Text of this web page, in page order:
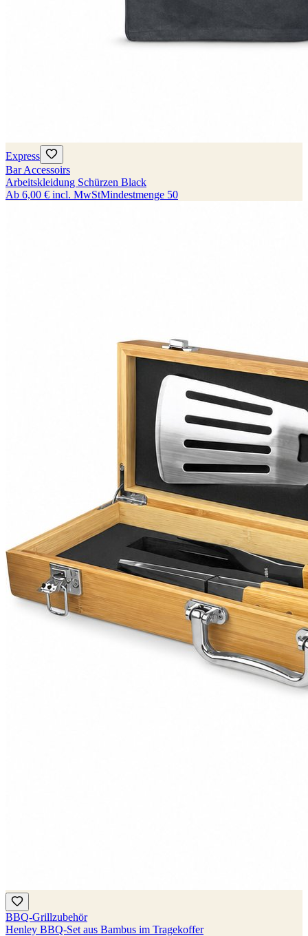
Express
Bar Accessoirs
Arbeitskleidung Schürzen Black
Ab 6,00 € incl. MwStMindestmenge 50
BBQ-Grillzubehör
Henley BBQ-Set aus Bambus im Tragekoffer